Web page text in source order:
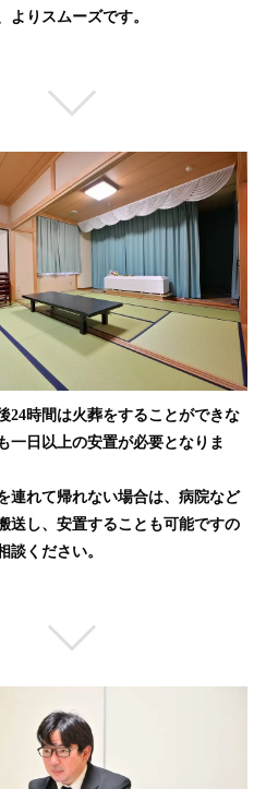
よりスムーズです。
24時間は火葬をすることができな
一日以上の安置が必要となりま
連れて帰れない場合は、病院など
送し、安置することも可能ですの
談ください。